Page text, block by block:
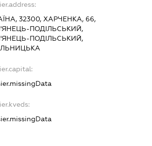
32300, ХАРЧЕНКА, 66,
ПОДІЛЬСЬКИЙ,
ПОДІЛЬСЬКИЙ,